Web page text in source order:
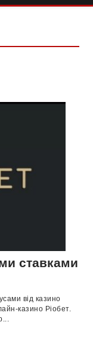
ставками
від казино
казино Ріобет.